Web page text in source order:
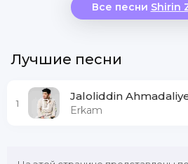
Все песни Shirin
Лучшие песни
1
Jaloliddin
Erkam